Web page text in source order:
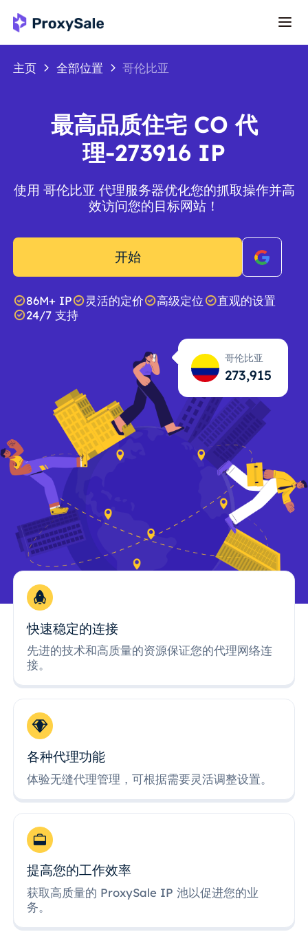
主页 全部位置 哥伦比亚
最高品质住宅 CO 代
理-273916 IP
使用 哥伦比亚 代理服务器优化您的抓取操作并高
效访问您的目标网站！
开始
86M+ IP 灵活的定价 高级定位
直观的设置
24/7 支持
哥伦比亚
273,916
快速稳定的连接
先进的技术和高质量的资源保证您的代理网络连
接。
各种代理功能
体验无缝代理管理，可根据需要灵活调整设置。
提高您的工作效率
获取高质量的 ProxySale IP 池以促进您的业
务。